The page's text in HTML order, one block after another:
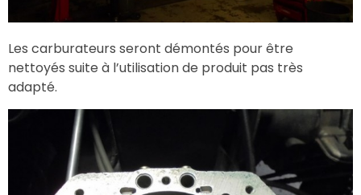
Les carburateurs seront démontés pour être
nettoyés suite à l’utilisation de produit pas très
adapté.